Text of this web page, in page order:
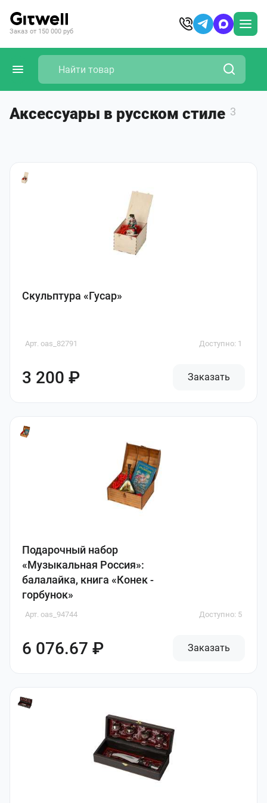
Заказ от 150 000 руб
Аксессуары в русском стиле 3
Скульптура «Гусар»
Арт. oas_82791 Доступно: 1
3 200 ₽ Заказать
Подарочный набор
«Музыкальная Россия»:
балалайка, книга «Конек -
горбунок»
Арт. oas_94744 Доступно: 5
6 076.67 ₽ Заказать